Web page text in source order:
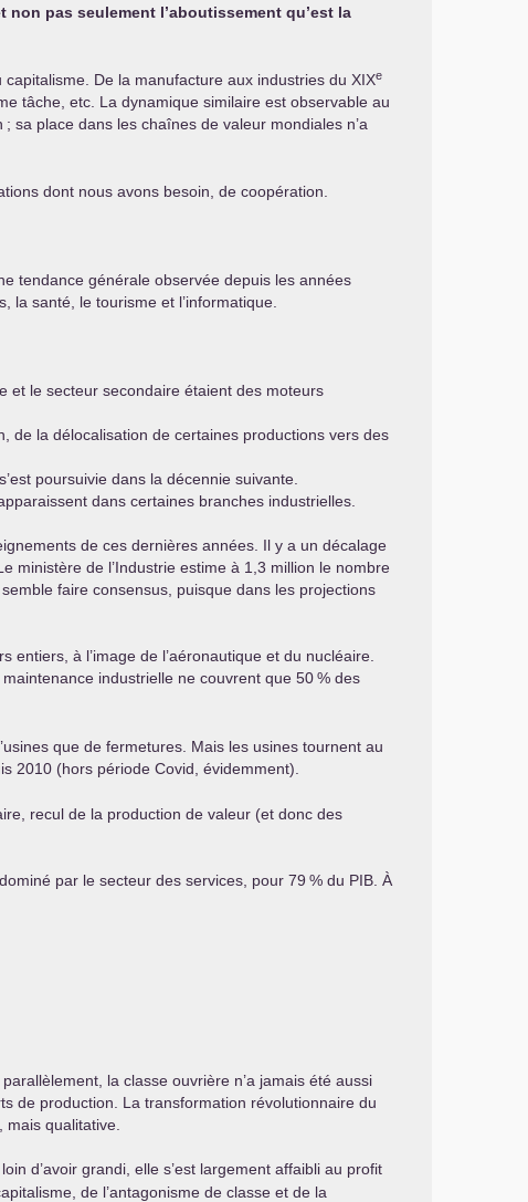
non pas seulement l’aboutissement qu’est la
De la manufacture aux industries du XIXe
tâche, etc. La dynamique similaire est observable au
; sa place dans les chaînes de valeur mondiales n’a
dont nous avons besoin, de coopération.
tendance générale observée depuis les années
santé, le tourisme et l’informatique.
et le secteur secondaire étaient des moteurs
de la délocalisation de certaines productions vers des
poursuivie dans la décennie suivante.
dans certaines branches industrielles.
de ces dernières années. Il y a un décalage
ministère de l’Industrie estime à 1,3 million le nombre
faire consensus, puisque dans les projections
à l’image de l’aéronautique et du nucléaire.
industrielle ne couvrent que 50% des
que de fermetures. Mais les usines tournent au
2010 (hors période Covid, évidemment).
recul de la production de valeur (et donc des
par le secteur des services, pour 79 % du PIB . À
la classe ouvrière n’a jamais été aussi
de production. La transformation révolutionnaire du
qualitative.
d’avoir grandi, elle s’est largement affaibli au profit
de l’antagonisme de classe et de la